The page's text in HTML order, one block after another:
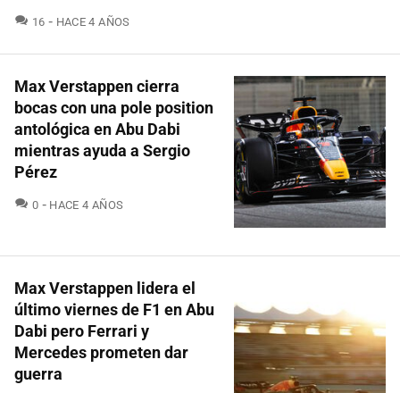
16 COMENTARIOS
HACE 4 AÑOS
Max Verstappen cierra
bocas con una pole position
antológica en Abu Dabi
mientras ayuda a Sergio
Pérez
0 COMENTARIOS
HACE 4 AÑOS
Max Verstappen lidera el
último viernes de F1 en Abu
Dabi pero Ferrari y
Mercedes prometen dar
guerra